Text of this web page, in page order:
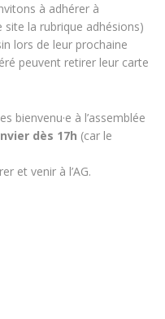
à adhérer à
site la rubrique adhésions)
lors de leur prochaine
peuvent retirer leur carte
bienvenu·e à l’assemblée
dès 17h (car le
et venir à l’AG.